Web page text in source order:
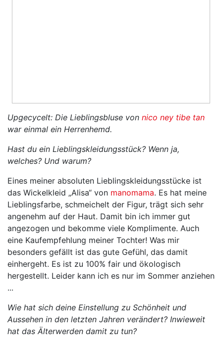
Upgecycelt: Die Lieblingsbluse von nico ney tibe tan
war einmal ein Herrenhemd.
Hast du ein Lieblingskleidungsstück? Wenn ja,
welches? Und warum?
Eines meiner absoluten Lieblingskleidungsstücke ist
das Wickelkleid „Alisa“ von manomama. Es hat meine
Lieblingsfarbe, schmeichelt der Figur, trägt sich sehr
angenehm auf der Haut. Damit bin ich immer gut
angezogen und bekomme viele Komplimente. Auch
eine Kaufempfehlung meiner Tochter! Was mir
besonders gefällt ist das gute Gefühl, das damit
einhergeht. Es ist zu 100% fair und ökologisch
hergestellt. Leider kann ich es nur im Sommer anziehen
...
Wie hat sich deine Einstellung zu Schönheit und
Aussehen in den letzten Jahren verändert? Inwieweit
hat das Älterwerden damit zu tun?